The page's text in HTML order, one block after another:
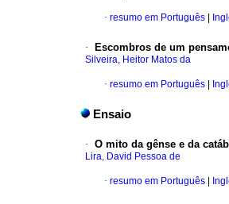
· resumo em Português
· Escombros de um
Silveira, Heitor Matos da
· resumo em Português
Ensaio
· O mito da gênse e da
Lira, David Pessoa de
· resumo em Português